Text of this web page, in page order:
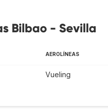
Bilbao - Sevilla
AEROLÍNEAS
Vueling